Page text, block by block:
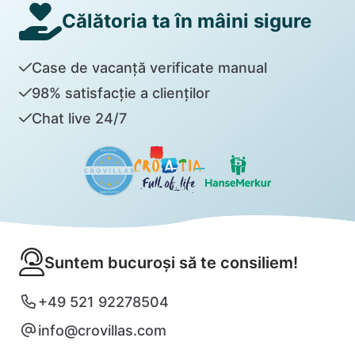
Călătoria ta în mâini sigure
Case de vacanță verificate manual
98% satisfacție a clienților
Chat live 24/7
Suntem bucuroși să te consiliem!
+49 521 92278504
info@crovillas.com